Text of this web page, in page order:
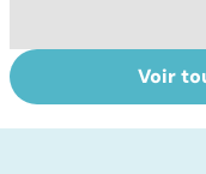
La tuberculose
pulmonaire
Voir